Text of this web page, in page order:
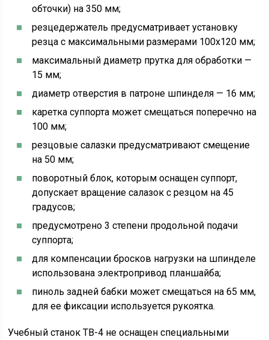
обточки) на 350 мм;
резцедержатель предусматривает установку
резца с максимальными размерами 100х120 мм;
максимальный диаметр прутка для обработки —
15 мм;
диаметр отверстия в патроне шпинделя — 16 мм;
каретка суппорта может смещаться поперечно на
100 мм;
резцовые салазки предусматривают смещение
на 50 мм;
поворотный блок, которым оснащен суппорт,
допускает вращение салазок с резцом на 45
градусов;
предусмотрено 3 степени продольной подачи
суппорта;
для компенсации бросков нагрузки на шпинделе
использована электропривод планшайба;
пиноль задней бабки может смещаться на 65 мм,
для ее фиксации используется рукоятка.
Учебный станок ТВ-4 не оснащен специальными